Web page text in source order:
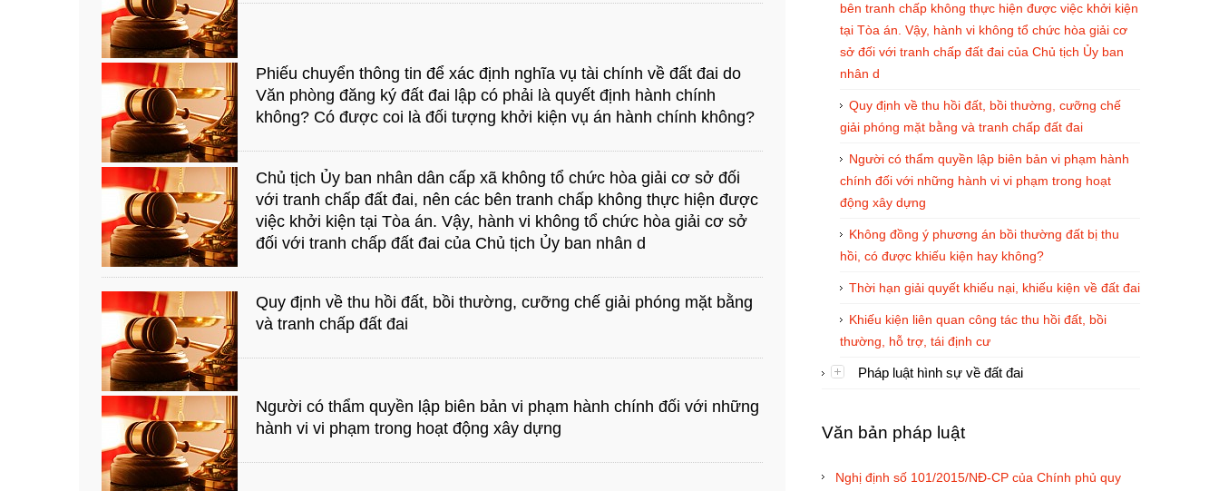
Phiếu chuyển thông tin để xác định nghĩa vụ tài chính về đất đai do
Văn phòng đăng ký đất đai lập có phải là quyết định hành chính
không? Có được coi là đối tượng khởi kiện vụ án hành chính không?
Chủ tịch Ủy ban nhân dân cấp xã không tổ chức hòa giải cơ sở đối
với tranh chấp đất đai, nên các bên tranh chấp không thực hiện được
việc khởi kiện tại Tòa án. Vậy, hành vi không tổ chức hòa giải cơ sở
đối với tranh chấp đất đai của Chủ tịch Ủy ban nhân d
Quy định về thu hồi đất, bồi thường, cưỡng chế giải phóng mặt bằng
và tranh chấp đất đai
Người có thẩm quyền lập biên bản vi phạm hành chính đối với những
hành vi vi phạm trong hoạt động xây dựng
bên tranh chấp không thực hiện được việc khởi kiện
tại Tòa án. Vậy, hành vi không tổ chức hòa giải cơ
sở đối với tranh chấp đất đai của Chủ tịch Ủy ban
nhân d
Quy định về thu hồi đất, bồi thường, cưỡng chế
giải phóng mặt bằng và tranh chấp đất đai
Người có thẩm quyền lập biên bản vi phạm hành
chính đối với những hành vi vi phạm trong hoạt
động xây dựng
Không đồng ý phương án bồi thường đất bị thu
hồi, có được khiếu kiện hay không?
Thời hạn giải quyết khiếu nại, khiếu kiện về đất đai
Khiếu kiện liên quan công tác thu hồi đất, bồi
thường, hỗ trợ, tái định cư
Pháp luật hình sự về đất đai
Văn bản pháp luật
Nghị định số 101/2015/NĐ-CP của Chính phủ quy